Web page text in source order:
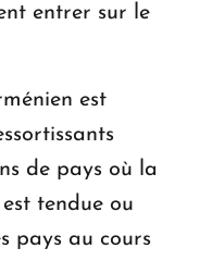
entrer sur le
est
de pays où la
tendue ou
pays au cours